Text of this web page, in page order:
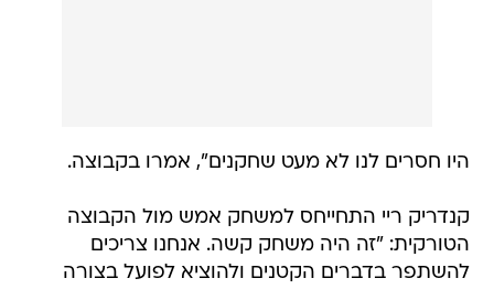
היו חסרים לנו לא מעט שחקנים", אמרו בקבוצה.
קנדריק ריי התחייחס למשחק אמש מול הקבוצה
הטורקית: "זה היה משחק קשה. אנחנו צריכים
להשתפר בדברים הקטנים ולהוציא לפועל בצורה